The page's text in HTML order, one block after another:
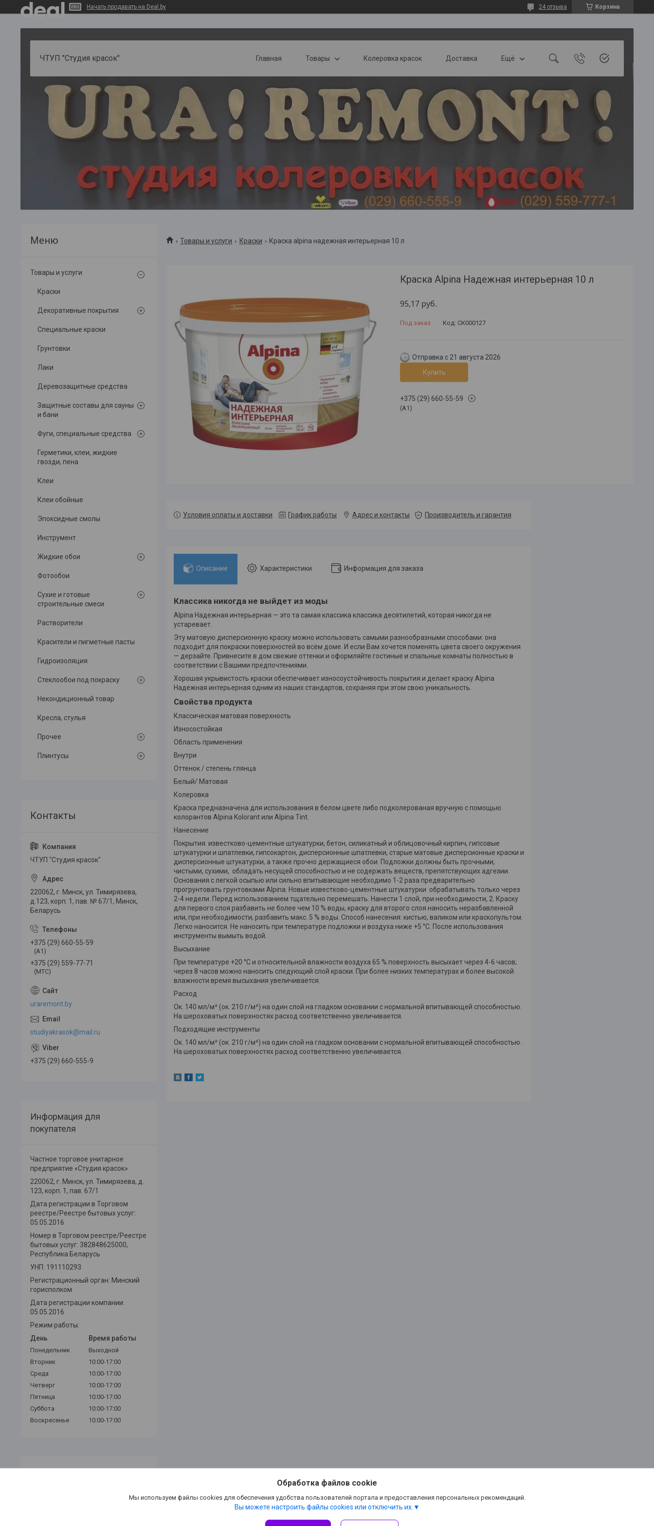
Начать продавать на Deal.by Корзина
24 отзыва
ЧТУП "Студия красок" Главная Товары Колеровка красок Доставка Ещё
Товары и услуги Краски Краска alpina надежная интерьерная 10 л
Краска Alpina Надежная интерьерная 10 л
95,17 руб.
Под заказ Код: СК000127
Отправка с 21 августа 2026
Купить
+375 (29) 660-55-59
(A1)
Условия оплаты и доставки График работы Адрес и контакты Производитель и гарантия
Описание Характеристики Информация для заказа
Классика никогда не выйдет из моды
Alpina Надежная интерьерная — это та самая классика классика десятилетий, которая никогда не
устаревает.
Эту матовую дисперсионную краску можно использовать самыми разнообразными способами: она
подходит для покраски поверхностей во всём доме. И если Вам хочется поменять цвета своего окружения
— дерзайте. Привнесите в дом свежие оттенки и оформляйте гостиные и спальные комнаты полностью в
соответствии с Вашими предпочтениями.
Хорошая укрывистость краски обеспечивает износоустойчивость покрытия и делает краску Alpina
Надежная интерьерная одним из наших стандартов, сохраняя при этом свою уникальность.
Свойства продукта
Классическая матовая поверхность
Износостойкая
Область применения
Bнутри
Оттенок / степень глянца
Белый/ Матовая
Колеровка
Краска предназначена для использования в белом цвете либо подколерованая вручную с помощью
колорантов Alpina Kolorant или Alpina Tint.
Нанесение
Покрытия: известково-цементные штукатурки, бетон, силикатный и облицовочный кирпич, гипсовые
штукатурки и шпатлевки, гипсокартон, дисперсионные шпатлевки, старые матовые дисперсионные краски и
дисперсионные штукатурки, а также прочно держащиеся обои. Подложки должны быть прочными,
чистыми, сухими, обладать несущей способностью и не содержать веществ, препятствующих адгезии.
Основания с легкой осыпью или сильно впитывающие необходимо 1-2 раза предварительно
прогрунтовать грунтовками Alpina. Новые известково-цементные штукатурки обрабатывать только через
2-4 недели. Перед использованием тщательно перемешать. Нанести 1 слой, при необходимости, 2. Краску
для первого слоя разбавить не более чем 10 % воды, краску для второго слоя наносить неразбавленной
или, при необходимости, разбавить макс. 5 % воды. Способ нанесения: кистью, валиком или краскопультом.
Легко наносится. Не наносить при температуре подложки и воздуха ниже +5 °C. После использования
инструменты вымыть водой.
Высыхание
При температуре +20 °C и относительной влажности воздуха 65 % поверхность высыхает через 4-6 часов;
через 8 часов можно наносить следующий слой краски. При более низких температурах и более высокой
влажности время высыхания увеличивается.
Расход
Ок. 140 мл/м² (ок. 210 г/м²) на один слой на гладком основании с нормальной впитывающей способностью.
На шероховатых поверхностях расход соответственно увеличивается.
Подходящие инструменты
Ок. 140 мл/м² (ок. 210 г/м²) на один слой на гладком основании с нормальной впитывающей способностью.
На шероховатых поверхностях расход соответственно увеличивается.
Товары и услуги
Краски
Декоративные покрытия
Специальные краски
Грунтовки
Лаки
Деревозащитные средства
Защитные составы для сауны
и бани
Фуги, специальные средства
Герметики, клеи, жидкие
гвозди, пена
Клеи
Клеи обойные
Эпоксидные смолы
Инструмент
Жидкие обои
Фотообои
Сухие и готовые
строительные смеси
Растворители
Красители и пигметные пасты
Гидроизоляция
Стеклообои под покраску
Некондиционный товар
Кресла, стулья
Прочее
Плинтусы
ЧТУП "Студия красок"
220062, г. Минск, ул. Тимирязева,
д.123, корп. 1, пав. № 67/1, Минск,
Беларусь
+375 (29) 660-55-59
(A1)
+375 (29) 559-77-71
(МТС)
uraremont.by
studiyakrasok@mail.ru
+375 (29) 660-555-9
Информация для
покупателя
Частное торговое унитарное
предприятие «Студия красок»
220062, г. Минск, ул. Тимирязева, д.
123, корп. 1, пав. 67/1
Дата регистрации в Торговом
реестре/Реестре бытовых услуг:
05.05.2016
Номер в Торговом реестре/Реестре
бытовых услуг: 382848625000,
Республика Беларусь
УНП: 191110293
Регистрационный орган: Минский
горисполком
Дата регистрации компании:
05.05.2016
Режим работы:
День
Время работы
Понедельник
Выходной
Вторник
10:00-17:00
Среда
10:00-17:00
Четверг
10:00-17:00
Пятница
10:00-17:00
Суббота
10:00-17:00
Воскресенье
10:00-17:00
Обработка файлов cookie
Мы используем файлы cookies для обеспечения удобства пользователей портала и предоставления персональных рекомендаций.
Вы можете настроить файлы cookies или отключить их.